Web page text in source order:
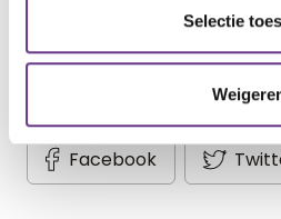
Selectie
Artikel
Facebook